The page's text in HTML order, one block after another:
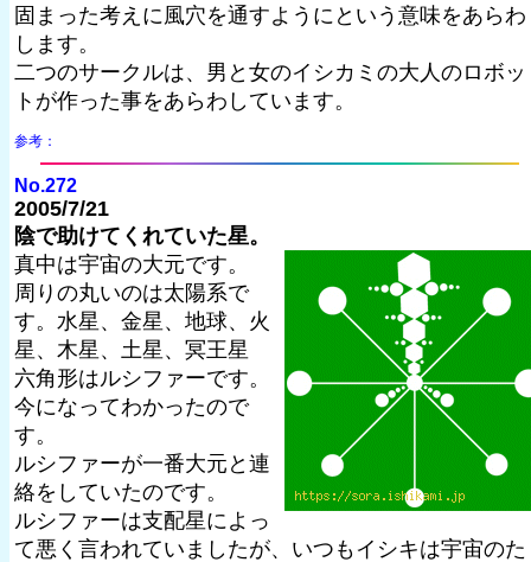
固まった考えに風穴を通すようにという意味をあらわ
します。
二つのサークルは、男と女のイシカミの大人のロボッ
トが作った事をあらわしています。
参考：
No.272
2005/7/21
陰で助けてくれていた星。
真中は宇宙の大元です。
周りの丸いのは太陽系で
す。水星、金星、地球、火
星、木星、土星、冥王星
六角形はルシファーです。
今になってわかったので
す。
ルシファーが一番大元と連
絡をしていたのです。
ルシファーは支配星によっ
て悪く言われていましたが、いつもイシキは宇宙のた